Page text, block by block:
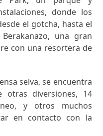
donde los
el gotcha, hasta el
una gran
con una resortera de
selva, se encuentra
otras diversiones, 14
y otros muchos
en contacto con la